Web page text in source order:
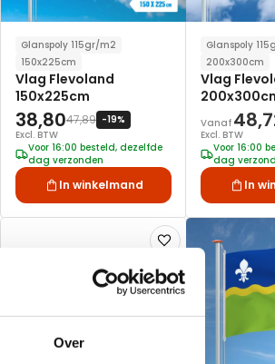
Over
Glanspoly 115gr/m2
150x225cm
Vlag Flevoland
150x225cm
38,8047,89 -19%
Excl. BTW
Voor 16:00 besteld, dezelfde
dag verzonden
In winkelmand
Glanspoly
200x300cm
Vlag
Vanaf
Excl. BTW
Voor 16:00
dag
In
Voeg
toe
aan
verlanglijst